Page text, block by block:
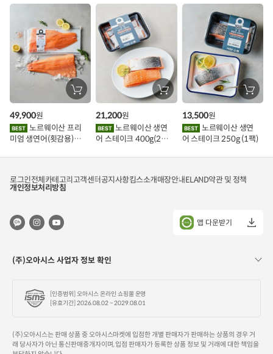
트
장
바
에
담
기
노르웨이산 프리
미엄 생연어(횟감용)
49,900원
장
바
에
담
기
노르웨이산 생연
어 스테이크 400g(2조
21,200원
장
바
에
담
기
어 스테이크 250g (1팩)
13,500원
로그인전체카테고리고객센터공지사항킴스소개매장안내ELAND약관 및 정책
개인정보처리방침
앱 다운받기
(주)오아시스 사업자 정보 확인
[인증범위] 오아시스 온라인 쇼핑몰 운영
[유효기간] 2026.08.02 ~ 2029.08.01
(주)오아시스는 판매 상품 중 오아시스마켓에 입점한 개별 판매자가 판매하는 상품의 경우 거
래 당사자가 아닌 통신판매중개자이며, 입점 판매자가 등록한 상품 정보 및 거래에 대한 책임을